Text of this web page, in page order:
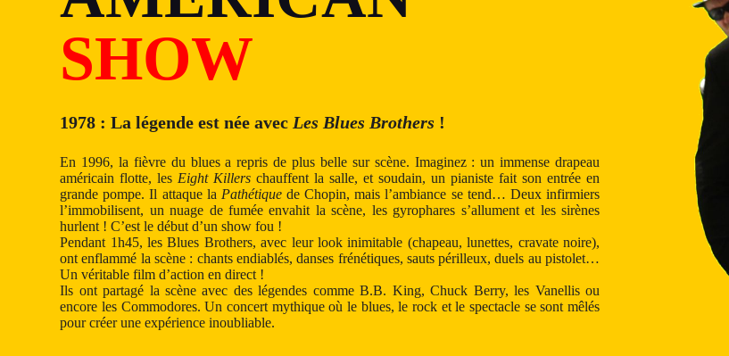
SHOW
1978 : La légende est née avec Les Blues Brothers !
En 1996, la fièvre du blues a repris de plus belle sur scène. Imaginez : un immense drapeau
américain flotte, les Eight Killers chauffent la salle, et soudain, un pianiste fait son entrée en
grande pompe. Il attaque la Pathétiquede Chopin, mais l’ambiance se tend… Deux infirmiers
l’immobilisent, un nuage de fumée envahit la scène, les gyrophares s’allument et les sirènes
hurlent ! C’est le début d’un show fou !
Pendant 1h45, les Blues Brothers, avec leur look inimitable (chapeau, lunettes, cravate noire),
ont enflammé la scène : chants endiablés, danses frénétiques, sauts périlleux, duels au pistolet…
Un véritable film d’action en direct !
Ils ont partagé la scène avec des légendes comme B.B. King, Chuck Berry, les Vanellis ou
encore les Commodores. Un concert mythique où le blues, le rock et le spectacle se sont mêlés
pour créer une expérience inoubliable.